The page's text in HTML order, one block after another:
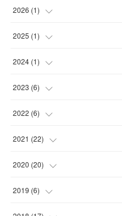
2026 (1)
( )
2025 (1)
( )
2024 (1)
( )
2023 (6)
( )
(2
(3
2022 (6)
(2
(1
(
(1
2021 (22)
(1
( )
(2
2020 (20)
( )
(2
2019 (6)